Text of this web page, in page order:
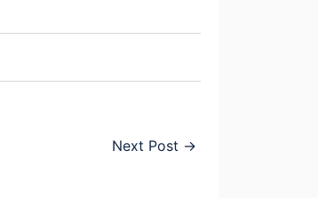
Next Post →